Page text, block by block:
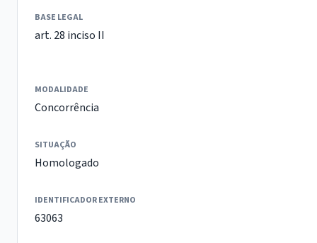
BASE LEGAL
art. 28 inciso II
MODALIDADE
Concorrência
SITUAÇÃO
Homologado
IDENTIFICADOR EXTERNO
63063